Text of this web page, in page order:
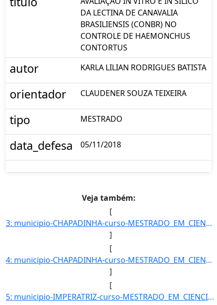
DA LECTINA DE CANAVALIA
BRASILIENSIS (CONBR) NO
CONTROLE DE HAEMONCHUS
CONTORTUS
autor KARLA LILIAN RODRIGUES BATISTA
orientador CLAUDENER SOUZA TEIXEIRA
tipo MESTRADO
data_defesa 05/11/2018
Veja também:
[
3: municipio-CHAPADINHA-curso-MESTRADO_EM_CIENCIA_ANIMAL-turno-Matutino_e_Vespertino-modalidade-Presenc]
]
[
4: municipio-CHAPADINHA-curso-MESTRADO_EM_CIENCIA_ANIMAL-turno-Matutino_e_Vespertino-modalidade-Presenc]
]
[
5: municipio-IMPERATRIZ-curso-MESTRADO_EM_CIENCIA_DOS_MATERIAIS-turno-Matutino_e_Vespertino-modalidade-]